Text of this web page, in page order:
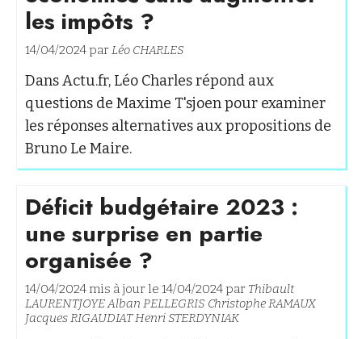
les impôts ?
14/04/2024 parLéo CHARLES
Dans Actu.fr, Léo Charles répond aux
questions de Maxime T'sjoen pour examiner
les réponses alternatives aux propositions de
Bruno Le Maire.
Déficit budgétaire 2023 :
une surprise en partie
organisée ?
14/04/2024 mis à jour le 14/04/2024 par Thibault
LAURENTJOYEAlban PELLEGRIS Christophe RAMAUX
Jacques RIGAUDIATHenri STERDYNIAK